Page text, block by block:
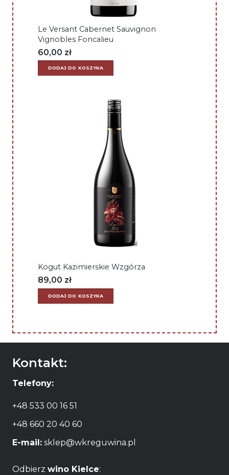
Le Versant Cabernet Sauvignon
Vignobles Foncalieu
60,00 zł
DODAJ DO KOSZYKA
Kogut Kazimierskie Wzgórza
89,00 zł
DODAJ DO KOSZYKA
Kontakt:
Telefony:
+48 533 00 16 51
+48 660 20 40 60
E-mail: sklep@wkreguwina.pl
Odbierz wino Kielce: